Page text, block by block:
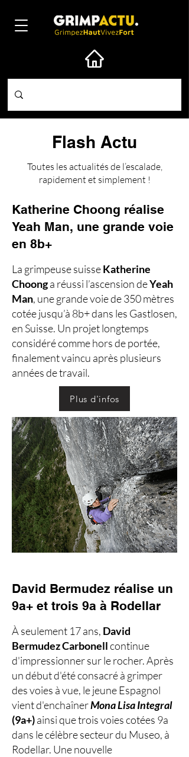
Flash Actu
Toutes les actualités de l’escalade,
rapidement et simplement !
Katherine Choong réalise
Yeah Man, une grande voie
en 8b+
La grimpeuse suisseKatherine
Choonga réussi l’ascension deYeah
Man, une grande voie de 350 mètres
cotée jusqu’à 8b+ dans les Gastlosen,
en Suisse. Un projet longtemps
considéré comme hors de portée,
finalement vaincu après plusieurs
années de travail.
Plus d'infos
David Bermudez réalise un
9a+ et trois 9a à Rodellar
À seulement 17 ans, David
Bermudez Carbonellcontinue
d'impressionner sur le rocher. Après
un début d'été consacré à grimper
des voies à vue, le jeune Espagnol
vient d'enchaînerMona Lisa Integral
(9a+)ainsi que trois voies cotées 9a
dans le célèbre secteur du Museo, à
Rodellar. Une nouvelle